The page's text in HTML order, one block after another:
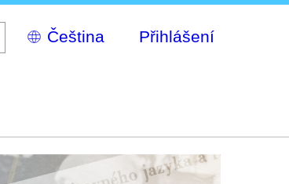
Select
your
Přihlášení